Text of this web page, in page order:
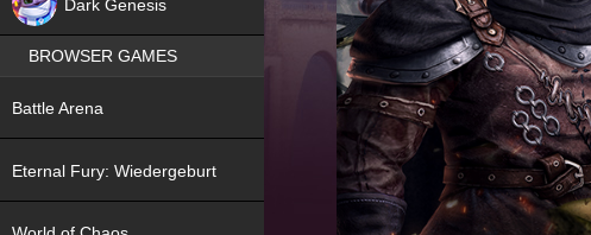
Dark Genesis
BROWSER GAMES
Battle Arena
Eternal Fury: Wiedergeburt